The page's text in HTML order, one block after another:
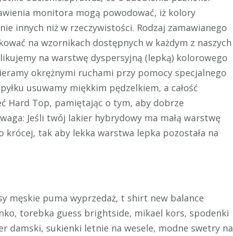
monitora mogą powodować, iż kolory
innych niż w rzeczywistości. Rodzaj zamawianego
na wzornikach dostępnych w każdym z naszych
na warstwę dyspersyjną (lepką) kolorowego
okrężnymi ruchami przy pomocy specjalnego
usuwamy miękkim pędzelkiem, a całość
Hard Top, pamiętając o tym, aby dobrze
Jeśli twój lakier hybrydowy ma małą warstwę
krócej, tak aby lekka warstwa lepka pozostała na
męskie puma wyprzedaż, t shirt new balance
torebka guess brightside, mikael kors, spodenki
damski, sukienki letnie na wesele, modne swetry na